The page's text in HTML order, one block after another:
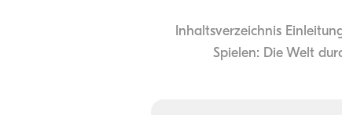
Inhaltsverzeichnis
Spielen: Die Welt